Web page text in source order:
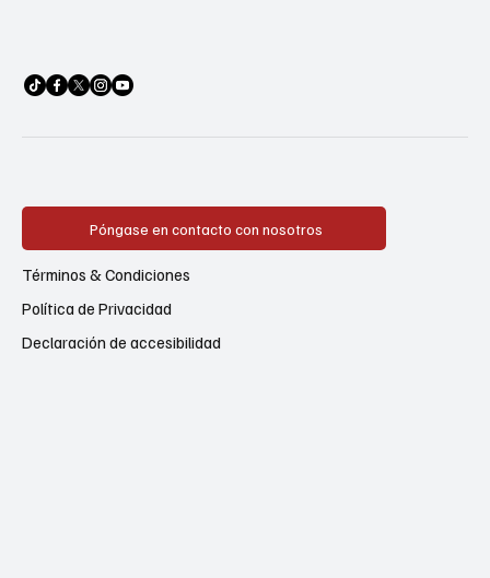
Póngase en contacto con nosotros
Política de Privacidad
Términos & Condiciones
Declaración de accesibilidad